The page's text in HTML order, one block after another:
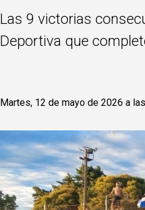
Las 9 victorias
Deportiva que
Martes, 12 de mayo de 2026 a